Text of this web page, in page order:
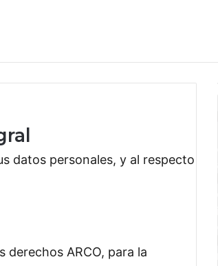
datos personales, y al respecto
derechos ARCO, para la